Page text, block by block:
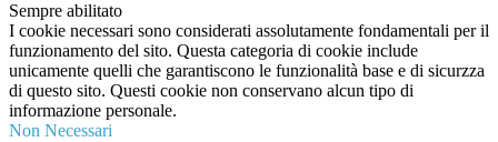
Sempre abilitato
I cookie necessari sono considerati assolutamente fondamentali per il
funzionamento del sito. Questa categoria di cookie include
unicamente quelli che garantiscono le funzionalità base e di sicurzza
di questo sito. Questi cookie non conservano alcun tipo di
informazione personale.
Non Necessari